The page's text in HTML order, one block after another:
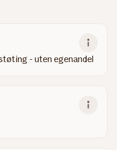
- uten egenandel